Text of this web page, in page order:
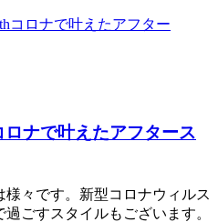
ロナで叶えたアフタース
々です。新型コロナウィルス
ごすスタイルもございます。